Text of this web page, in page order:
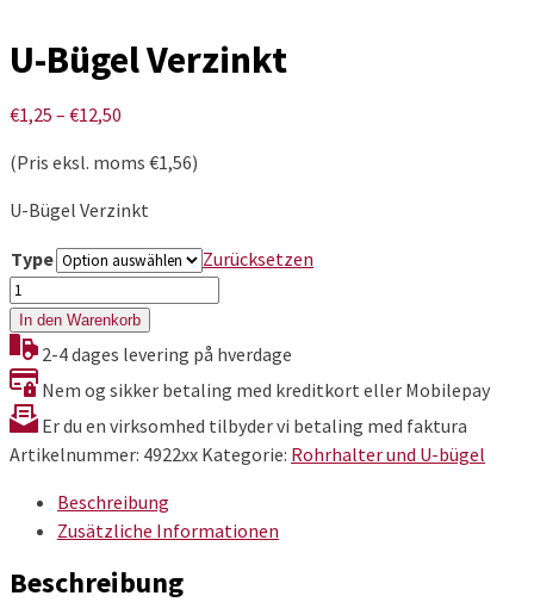
U-Bügel Verzinkt
€1,25 – €12,50
bis
€12,50
(Pris eksl. moms €1,56)
U-Bügel Verzinkt
Type
Zurücksetzen
U-
Bügel
Verzinkt
Menge
In den Warenkorb
2-4 dages levering på hverdage
Nem og sikker betaling med kreditkort eller Mobilepay
Er du en virksomhed tilbyder vi betaling med faktura
Artikelnummer: 4922xx Kategorie: Rohrhalter und U-bügel
Beschreibung
Zusätzliche Informationen
Beschreibung